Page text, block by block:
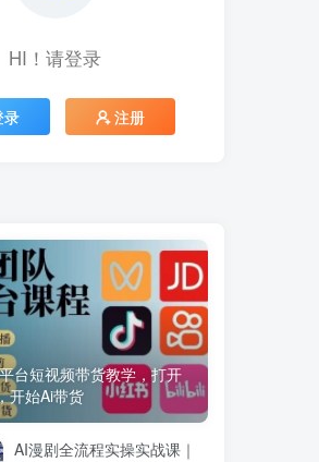
HI！请登录
录 注册
台短视频带货教学，打开
开始Ai带货
AI漫剧全流程实操实战课｜
HI！请登录
录 注册
台短视频带货教学，打开
开始Ai带货
AI漫剧全流程实操实战课｜